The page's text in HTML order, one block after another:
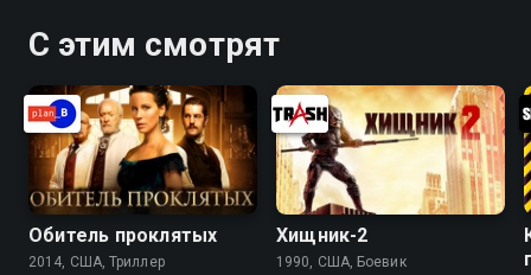
вернуться к женщине живым. «Охота на волков» —
смотрите онлайн в хорошем качестве.
С этим смотрят
Обитель проклятых
2014, США, Триллер
Хищник-2
1990, США, Боевик